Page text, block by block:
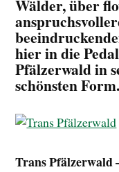
Wälder, über
hier in die
Pfälzerwald in
schönsten Form.
Trans Pfälzerwald